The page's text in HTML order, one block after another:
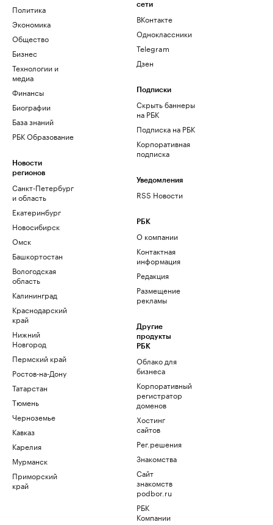
Политика
Экономика
Общество
Бизнес
Технологии и
медиа
Финансы
Биографии
База знаний
РБК Образование
Новости
регионов
Санкт-Петербург
и область
Екатеринбург
Новосибирск
Омск
Башкортостан
Вологодская
область
Калининград
Краснодарский
край
Нижний
Новгород
Пермский край
Ростов-на-Дону
Татарстан
Тюмень
Черноземье
Кавказ
Карелия
Мурманск
Приморский
край
сети
ВКонтакте
Одноклассники
Telegram
Дзен
Подписки
Скрыть баннеры
на РБК
Подписка на РБК
Корпоративная
подписка
Уведомления
RSS Новости
РБК
О компании
Контактная
информация
Редакция
Размещение
рекламы
Другие
продукты
РБК
Облако для
бизнеса
Корпоративный
регистратор
доменов
Хостинг
сайтов
Рег.решения
Знакомства
Сайт
знакомств
podbor.ru
РБК
Компании